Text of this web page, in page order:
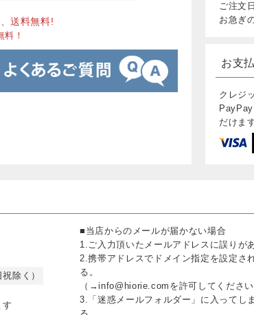
送料無料!
！
ご注文
お急ぎ
お支
クレジ
だけま
除く）
す
■当店からのメールが届かない場合
1.ご入力頂いたメールアドレスに誤りがあ
2.携帯アドレスでドメイン指定を設定さ
る。
（→info@hiorie.comを許可してください
3.「迷惑メールフォルダー」に入ってし